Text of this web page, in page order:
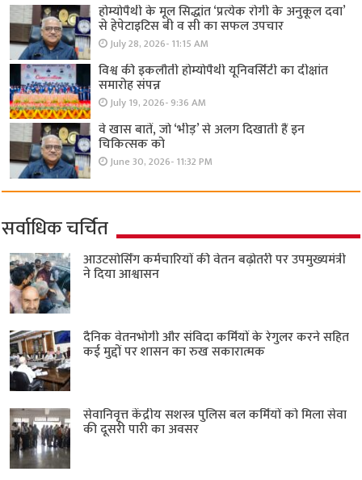
होम्योपैथी के मूल सिद्धांत ‘प्रत्येक रोगी केे अनुकूल दवा’
से हेपेटाइटिस बी व सी का सफल उपचार
July 28, 2026- 11:15 AM
विश्व की इकलौती होम्योपैथी यूनिवर्सिटी का दीक्षांत
समारोह संपन्न
July 19, 2026- 9:36 AM
वे खास बातें, जो ‘भीड़’ से अलग दिखाती हैं इन
चिकित्सक को
June 30, 2026- 11:32 PM
सर्वाधिक चर्चित
आउटसोर्सिंग कर्मचारियों की वेतन बढ़ोतरी पर उपमुख्यमंत्री
ने दिया आश्वासन
दैनिक वेतनभोगी और संविदा कर्मियों के रेगुलर करने सहित
कई मुद्दों पर शासन का रुख सकारात्मक
सेवानिवृत्त केंद्रीय सशस्त्र पुलिस बल ​कर्मियों को मिला सेवा
की दूसरी पारी का अवसर